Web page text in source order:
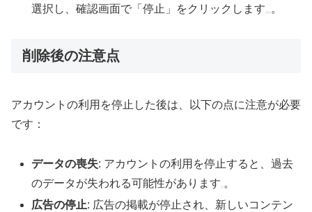
選択し、確認画面で「停止」をクリックします
。
削除後の注意点
アカウントの利用を停止した後は、以下の点に注意が必要
です：
データの喪失: アカウントの利用を停止すると、過去
のデータが失われる可能性があります 。
広告の停止: 広告の掲載が停止され、新しいコンテン